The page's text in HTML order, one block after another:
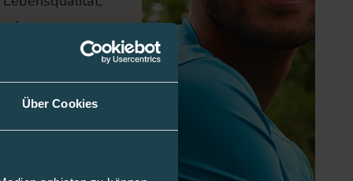
Über Cookies
nachts
diabetischen